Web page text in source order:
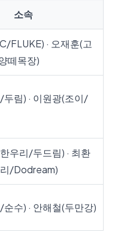
소속
FLUKE) · 오재훈(고
떼목장)
림) · 이원광(조이/
우리/두드림) · 최환
/Dodream)
수) · 안해철(두만강)